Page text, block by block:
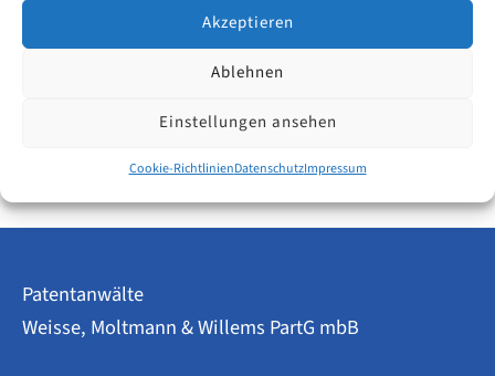
Akzeptieren
Ablehnen
Einstellungen ansehen
Cookie-RichtlinienDatenschutzImpressum
wurde, das nicht mehr im Rahmen eines
Einspruchsverfahrens widerrufen werden konnte.
Doppelschutz
Patentanwälte
Weisse, Moltmann & Willems PartG mbB